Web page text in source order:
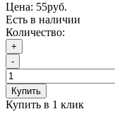
Цена: 55руб.
Есть в наличии
Количество:
+
-
Купить
Купить в 1 клик